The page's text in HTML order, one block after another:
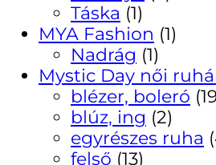
Táska (1)
MYA Fashion (1)
Nadrág (1)
Mystic Day női
blézer, boleró
blúz, ing (2)
egyrészes ruha
felső (13)